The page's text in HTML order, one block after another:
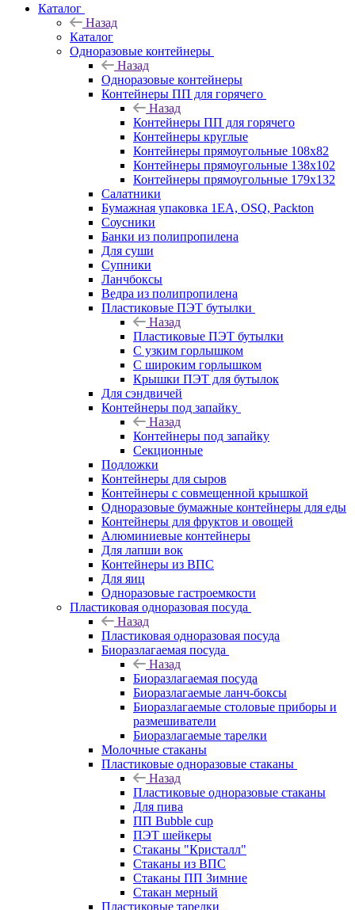
Каталог
Назад
Каталог
Одноразовые контейнеры
Назад
Одноразовые контейнеры
Контейнеры ПП для горячего
Назад
Контейнеры ПП для горячего
Контейнеры круглые
Контейнеры прямоугольные 108х82
Контейнеры прямоугольные 138х102
Контейнеры прямоугольные 179х132
Салатники
Бумажная упаковка 1ЕА, OSQ, Packton
Соусники
Банки из полипропилена
Для суши
Супники
Ланчбоксы
Ведра из полипропилена
Пластиковые ПЭТ бутылки
Назад
Пластиковые ПЭТ бутылки
С узким горлышком
С широким горлышком
Крышки ПЭТ для бутылок
Для сэндвичей
Контейнеры под запайку
Назад
Контейнеры под запайку
Секционные
Подложки
Контейнеры для сыров
Контейнеры с совмещенной крышкой
Одноразовые бумажные контейнеры для еды
Контейнеры для фруктов и овощей
Алюминиевые контейнеры
Для лапши вок
Контейнеры из ВПС
Для яиц
Одноразовые гастроемкости
Пластиковая одноразовая посуда
Назад
Пластиковая одноразовая посуда
Биоразлагаемая посуда
Назад
Биоразлагаемая посуда
Биоразлагаемые ланч-боксы
Биоразлагаемые столовые приборы и
размешиватели
Биоразлагаемые тарелки
Молочные стаканы
Пластиковые одноразовые стаканы
Назад
Пластиковые одноразовые стаканы
Для пива
ПП Bubble cup
ПЭТ шейкеры
Стаканы "Кристалл"
Стаканы из ВПС
Стаканы ПП Зимние
Стакан мерный
Пластиковые тарелки